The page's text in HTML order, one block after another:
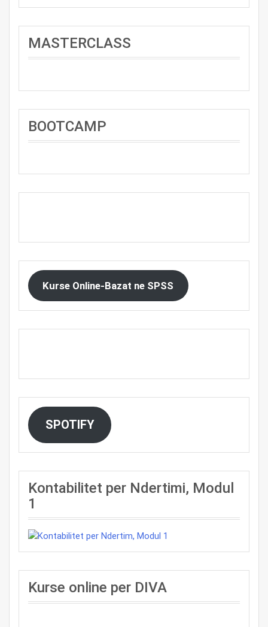
MASTERCLASS
BOOTCAMP
Kurse Online-Bazat ne SPSS
SPOTIFY
Kontabilitet per Ndertimi, Modul
1
Kurse online per DIVA